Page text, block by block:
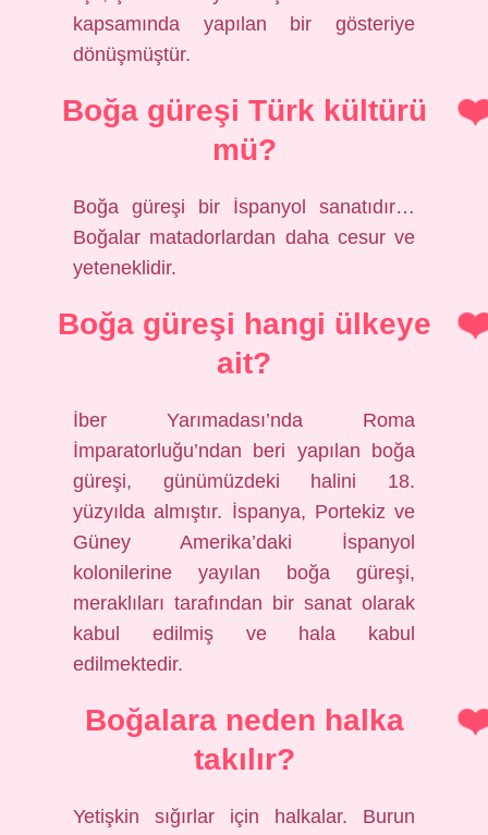
kapsamında yapılan bir gösteriye
dönüşmüştür.
Boğa güreşi Türk kültürü
mü?
Boğa güreşi bir İspanyol sanatıdır…
Boğalar matadorlardan daha cesur ve
yeteneklidir.
Boğa güreşi hangi ülkeye
ait?
İber Yarımadası’nda Roma
İmparatorluğu’ndan beri yapılan boğa
güreşi, günümüzdeki halini 18.
yüzyılda almıştır. İspanya, Portekiz ve
Güney Amerika’daki İspanyol
kolonilerine yayılan boğa güreşi,
meraklıları tarafından bir sanat olarak
kabul edilmiş ve hala kabul
edilmektedir.
Boğalara neden halka
takılır?
Yetişkin sığırlar için halkalar. Burun